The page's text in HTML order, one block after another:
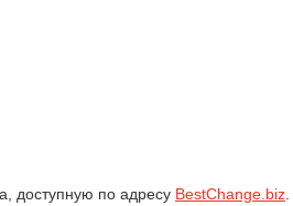
доступную по адресу BestChange.biz